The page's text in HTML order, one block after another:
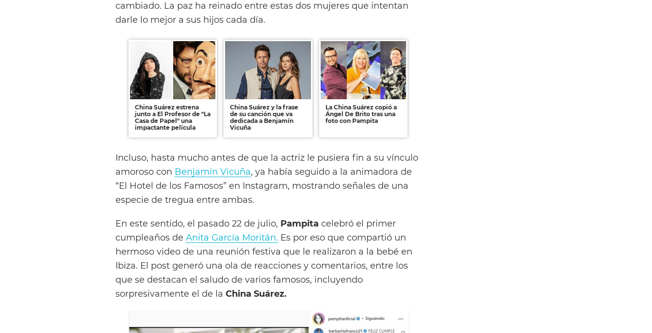
cambiado. La paz ha reinado entre estas dos mujeres que intentan
darle lo mejor a sus hijos cada día.
China Suárez estrena
junto a El Profesor de "La
Casa de Papel" una
impactante película
China Suárez y la frase
de su canción que va
dedicada a Benjamín
Vicuña
La China Suárez copió a
Ángel De Brito tras una
foto con Pampita
Incluso, hasta mucho antes de que la actriz le pusiera fin a su vínculo
amoroso con Benjamín Vicuña, ya había seguido a la animadora de
“El Hotel de los Famosos” en Instagram, mostrando señales de una
especie de tregua entre ambas.
En este sentido, el pasado 22 de julio, Pampita celebró el primer
cumpleaños de Anita García Moritán. Es por eso que compartió un
hermoso video de una reunión festiva que le realizaron a la bebé en
Ibiza. El post generó una ola de reacciones y comentarios, entre los
que se destacan el saludo de varios famosos, incluyendo
sorpresivamente el de la China Suárez.